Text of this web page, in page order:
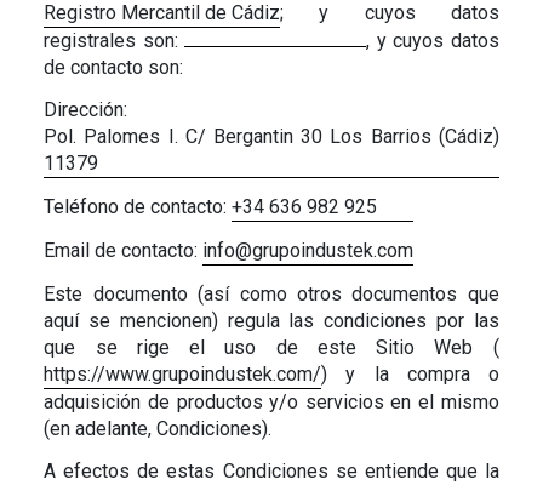
Registro Mercantil de Cádiz; y cuyos datos
registrales son:
, y cuyos datos
de contacto son:
Dirección:
Pol. Palomes I. C/ Bergantin 30 Los Barrios (Cádiz)
11379
Teléfono de contacto:+34 636 982 925
Email de contacto: info@grupoindustek.com
Este documento (así como otros documentos que
aquí se mencionen) regula las condiciones por las
que se rige el uso de este Sitio Web (
https://www.grupoindustek.com/) y la compra o
adquisición de productos y/o servicios en el mismo
(en adelante, Condiciones).
A efectos de estas Condiciones se entiende que la